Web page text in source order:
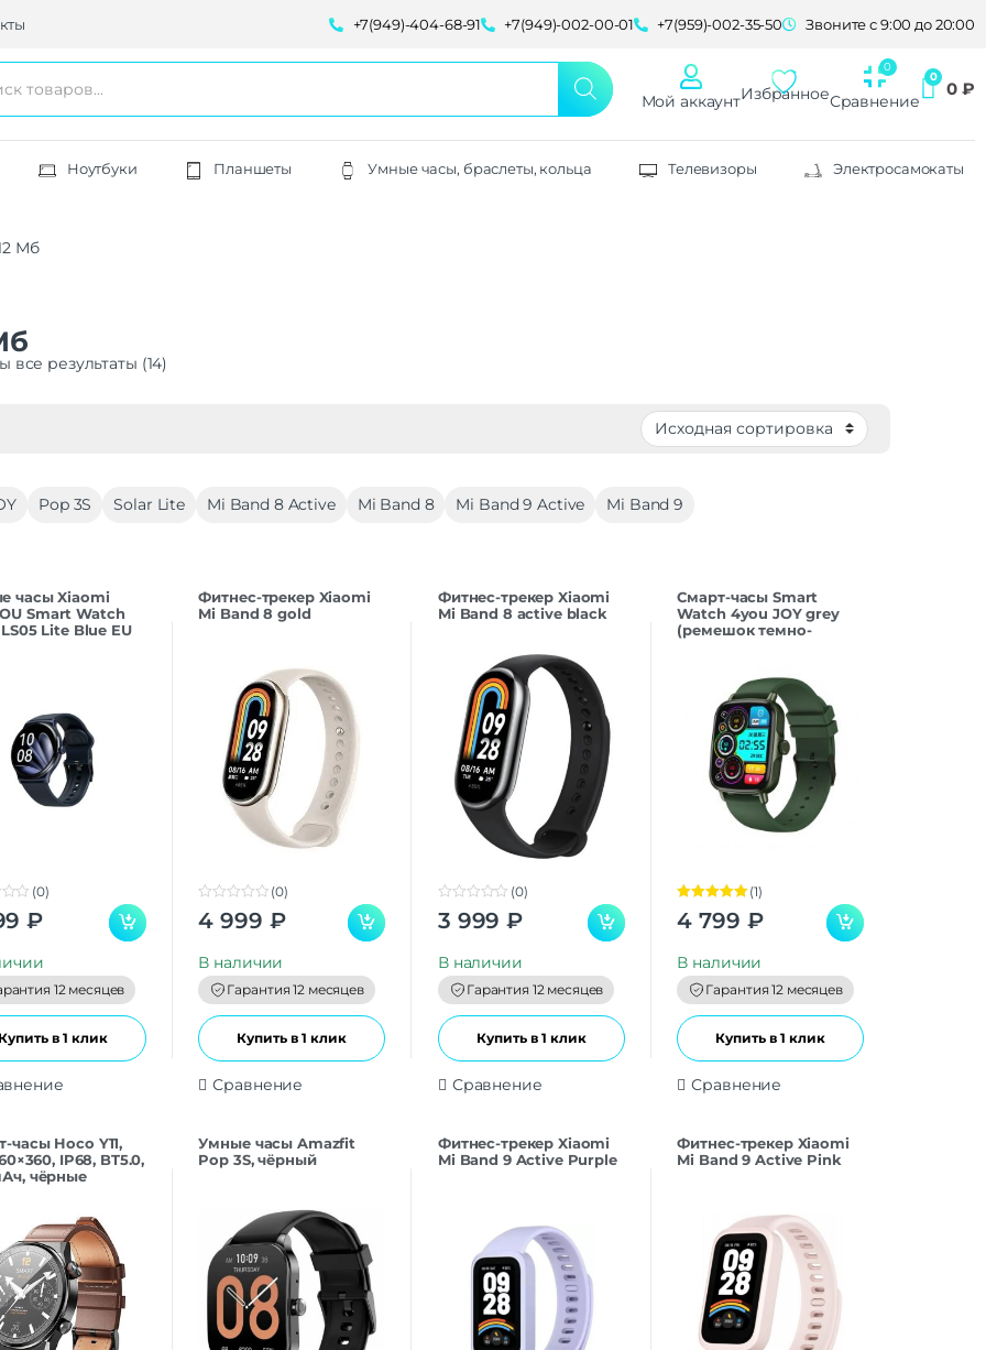
+7(949)-404-68-91 +7(949)-002-00-01 +7(959)-002-35-50 Звоните с 9:00 до 20:00
Мой аккаунтИзбранноеСравнение
0 ₽
Ноутбуки Планшеты Умные часы, браслеты, кольца Телевизоры Электросамокаты
Мб
все результаты (14)
Pop 3S Solar Lite Mi Band 8 Active Mi Band 8 Mi Band 9 Active Mi Band 9
часы Xiaomi
Smart Watch
Lite Blue EU
(0)
₽
12 месяцев
Купить в 1 клик
Фитнес-трекер Xiaomi
Mi Band 8 gold
o
o
(0)
4 999 ₽
В наличии
Гарантия 12 месяцев
Купить в 1 клик
Сравнение
Фитнес-трекер Xiaomi
Mi Band 8 active black
0
o
o
(0)
3 999 ₽
В наличии
Гарантия 12 месяцев
Купить в 1 клик
Сравнение
Смарт-часы Smart
Watch 4you JOY grey
(ремешок темно-
Оценка5.00
из 5
(1)
4 799 ₽
В наличии
Гарантия 12 месяцев
Купить в 1 клик
Сравнение
часы Hoco Y11,
IP68, BT5.0,
чёрные
Умные часы Amazfit
Pop 3S, чёрный
Фитнес-трекер Xiaomi
Mi Band 9 Active Purple
Фитнес-трекер Xiaomi
Mi Band 9 Active Pink